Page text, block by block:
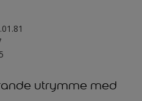
utrymme med